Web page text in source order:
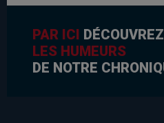
PAR ICI
LES HUMEURS
DE NOTRE